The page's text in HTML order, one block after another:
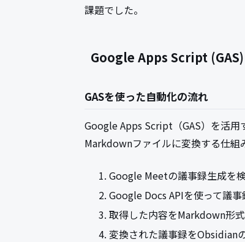
課題でした。
Google Apps Script
GASを使った自動化の流れ
Google Apps Script（GAS）を活
Markdownファイルに変換する仕組
Google Meetの議事録生成を
Google Docs APIを使って議
取得した内容をMarkdown形
変換された議事録をObsidian